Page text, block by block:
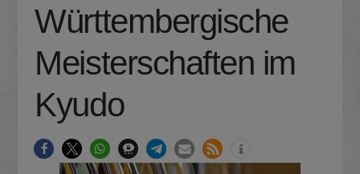
Württembergische
Meisterschaften im
Kyudo